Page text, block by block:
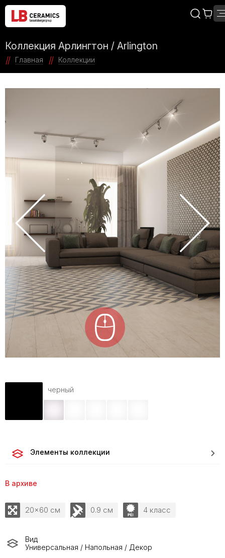
Коллекция Арлингтон / Arlington
Главная Коллекции
черный
Элементы коллекции
В архиве
20x60 см 0.9 см 4 класс
Вид
Универсальная / Напольная / Декор